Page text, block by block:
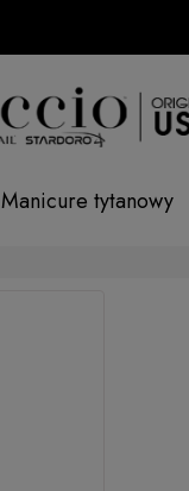
Manicure tytanowy